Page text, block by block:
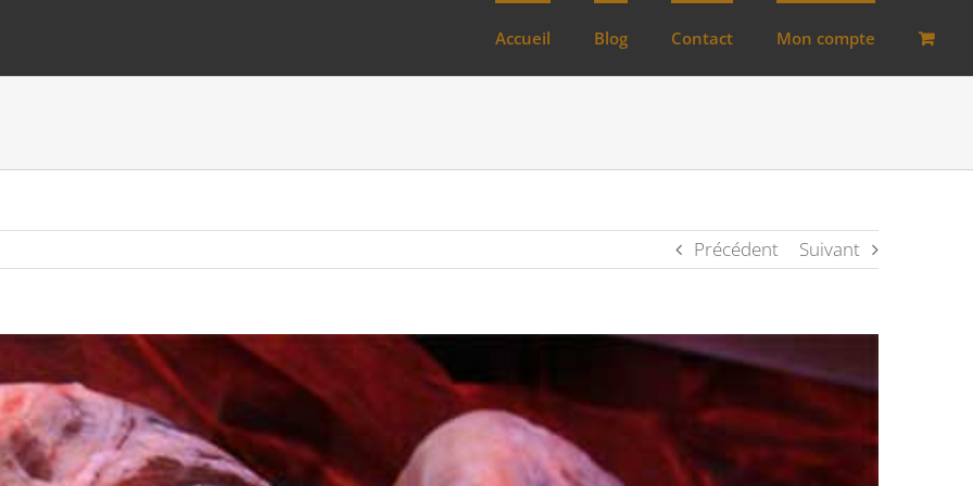
Accueil Blog Contact Mon compte
Précédent Suivant